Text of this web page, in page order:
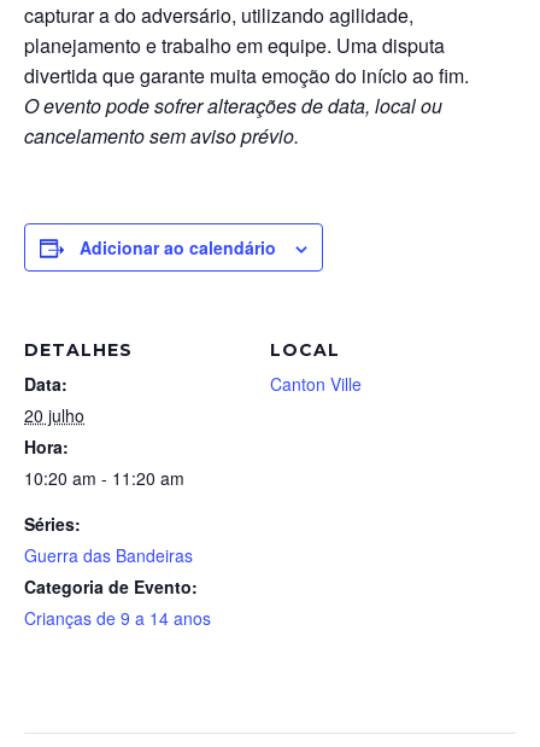
capturar a do adversário, utilizando agilidade,
planejamento e trabalho em equipe. Uma disputa
divertida que garante muita emoção do início ao fim.
O evento pode sofrer alterações de data, local ou
cancelamento sem aviso prévio.
Adicionar ao calendário
DETALHES
Data:
20 julho
Hora:
10:20 am - 11:20 am
Séries:
Guerra das Bandeiras
Categoria de Evento:
Crianças de 9 a 14 anos
LOCAL
Canton Ville